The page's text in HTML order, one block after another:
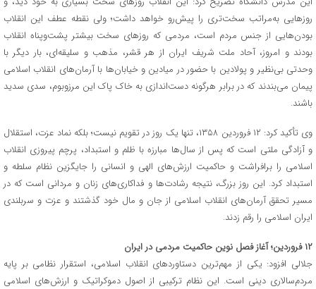
روزهایی به‌مراتب سخت‌تری را پیش‌رو خواهد داشت؛ ولی نقطه عطف این انقلاب
بودن‌هایی از جنس مردم است، مردمی که روزهای سخت بیشتر پشت‌وپناه انقلاب
بودند و امروز، آحاد ملت شریف ایران از هر قشر، مذهب و سلیقه‌ای، بار دیگر با
وحدتی بی‌نظیر و پولادین با حضور در میادین و خیابان‌ها با آرمان‌های انقلاب اسلامی
پیمان می‌بندند که در برابر هرگونه دست‌اندازی به خاک پاک این مرزوبوم، سدی سدید
باشند.
وی تأکید کرد: ۱۲ فروردین ۱۳۵۸، تنها یک روز در تقویم نیست؛ بلکه نماد عزت، استقلال
و آزادگی ملتی است که پس از سال‌ها مبارزه با ظلم و استبداد، پرچم پیروزی انقلاب
اسلامی را برافراشت و حاکمیت ارزش‌های الهی و انسانی را جایگزین نظام سلطه و
استبداد کرد. این روز بزرگ، نتیجه رشادت‌ها و فداکاری‌های زنان و مردانی است که در
مسیر تحقق آرمان‌های انقلاب اسلامی از جان و مال خود گذشتند و عزت و سربلندی
ایران اسلامی را رقم زدند.
۱۲ فروردین؛
آغاز فصل نوین حاکمیت مردمی در ایران
جلالی افزود: یکی از مهم‌ترین دستاوردهای انقلاب اسلامی، استقرار نظامی بر پایه
مردم‌سالاری دینی است. این نظام ترکیبی از اصول دموکراتیک و ارزش‌های اسلامی